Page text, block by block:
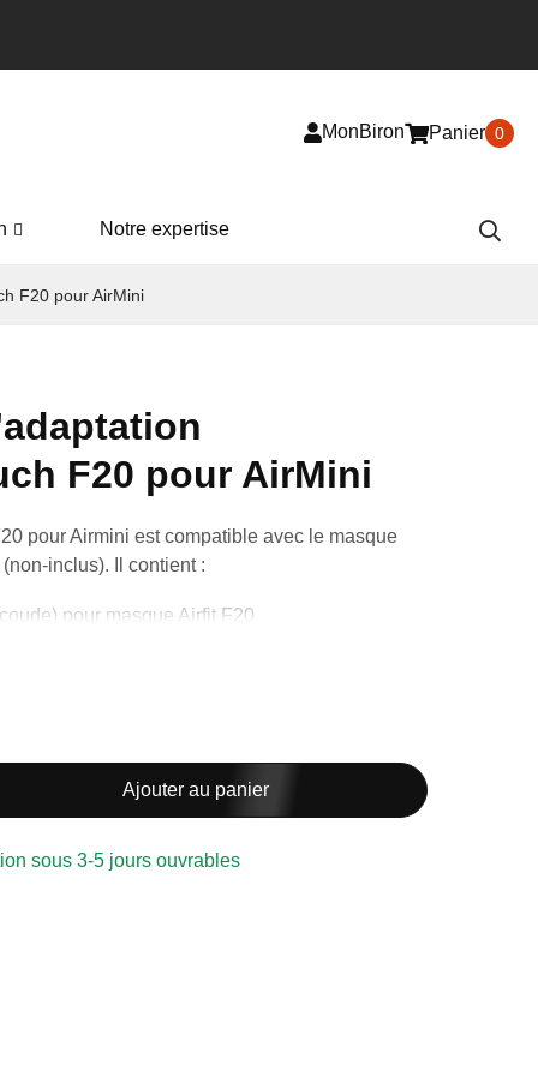
MonBiron Panier 0
Notre expertise
F20 pour AirMini
F20 pour AirMini
pour Airmini est compatible avec le masque
inclus). Il contient :
pour masque Airfit F20
plus d’informations, veuillez consulter nos
Ajouter au panier
sous 3-5 jours ouvrables